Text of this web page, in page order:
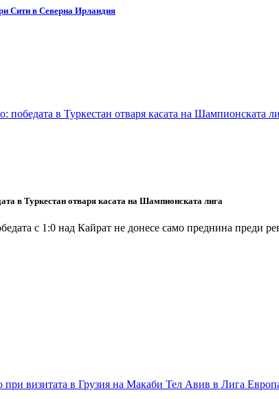
Сити в Северна Ирландия
в Туркестан отваря касата на Шампионската лига
с 1:0 над Кайрат не донесе само преднина преди